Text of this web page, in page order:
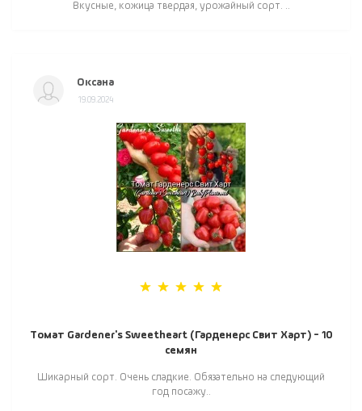
Вкусные, кожица твердая, урожайный сорт. ..
Оксана
19.09.2024
Томат Gardener's Sweetheart (Гарденерс Свит Харт) - 10
семян
Шикарный сорт. Очень сладкие. Обязательно на следующий
год посажу..